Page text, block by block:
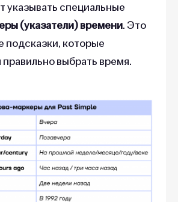
указывать специальные
(указатели) времени. Это
подсказки, которые
выбрать время.